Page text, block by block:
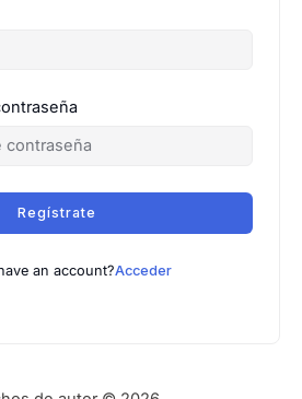
Regístrate
an account?Acceder